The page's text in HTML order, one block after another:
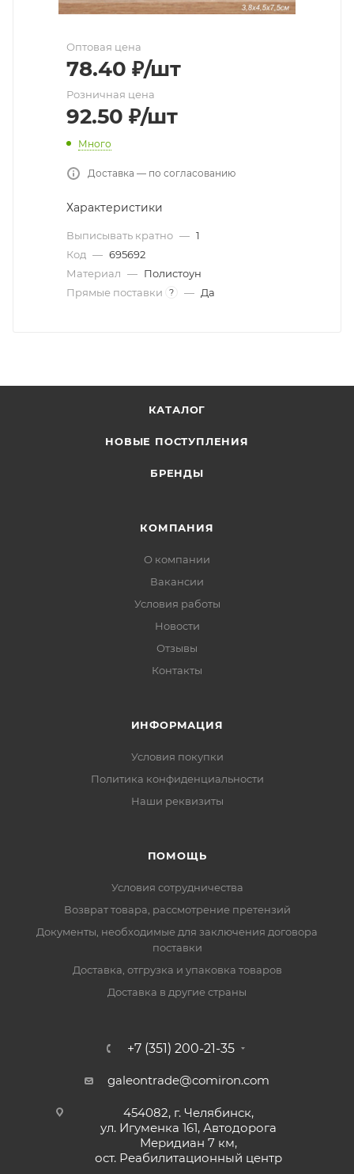
Оптовая цена
78.40 ₽/шт
Розничная цена
92.50 ₽/шт
Много
Доставка — по согласованию
Характеристики
Выписывать кратно — 1
Код — 695692
Материал — Полистоун
Прямые поставки
? — Да
КАТАЛОГ
НОВЫЕ ПОСТУПЛЕНИЯ
БРЕНДЫ
КОМПАНИЯ
О компании
Вакансии
Условия работы
Новости
Отзывы
Контакты
ИНФОРМАЦИЯ
Условия покупки
Политика конфиденциальности
Наши реквизиты
ПОМОЩЬ
Условия сотрудничества
Возврат товара, рассмотрение претензий
Документы, необходимые для заключения договора
поставки
Доставка, отгрузка и упаковка товаров
Доставка в другие страны
+7 (351) 200-21-35
galeontrade@comiron.com
454082, г. Челябинск,
ул. Игуменка 161, Автодорога
Меридиан 7 км,
ост. Реабилитационный центр